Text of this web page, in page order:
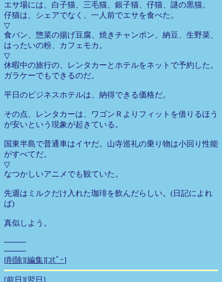
エサ場には、白子猫、三毛猫、銀子猫、仔猫、謎の黒猫。
仔猫は、シェアでなく、一人前でエサを食べた。
▽
食パン、惣菜の揚げ豆腐、焼きチャンポン、納豆、生野菜、
はったいの粉、カフェモカ。
▽
休暇中の旅行の、レンタカーとホテルをネットで予約した。
ガラケーでもできるのだ。
平日のビジネスホテルは、納得できる価格だ。
その点、レンタカーは、ワゴンＲよりフィットを借りるほう
が安いという現象が起きている。
国東半島で普通車はイヤだ。山寺巡礼の乗り物は小回り性能
がすべてだ。
▽
なつかしいアニメでも観ていた。
先週はミルクだけ入れた珈琲を飲んだらしい。(日記によれ
ば)
真似しよう。
────
────
[削除][編集][ｺﾋﾟｰ]
[前日][翌日]